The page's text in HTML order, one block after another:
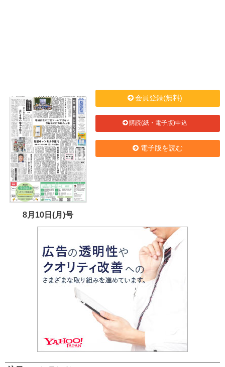
8月10日(月)号
会員登録(無料)
購読(紙・電子版)申込
電子版を読む